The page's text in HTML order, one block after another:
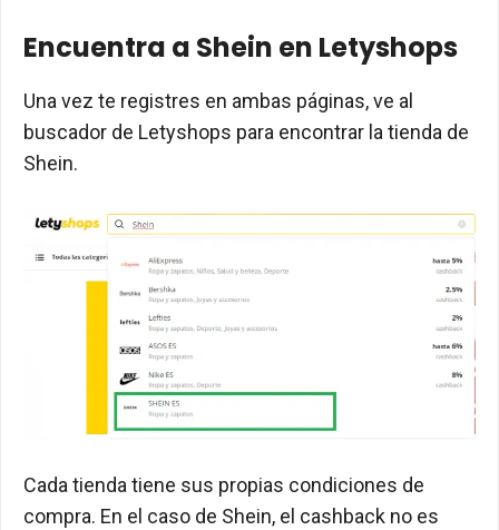
Encuentra a Shein en Letyshops
Una vez te registres en ambas páginas, ve al
buscador de Letyshops para encontrar la tienda de
Shein.
Cada tienda tiene sus propias condiciones de
compra. En el caso de Shein, el cashback no es